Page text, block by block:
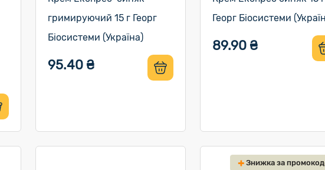
гримируючий 15 г Георг
Біосистеми (Україна)
95.40 ₴
Георг Біосистеми
89.90 ₴
Знижка за